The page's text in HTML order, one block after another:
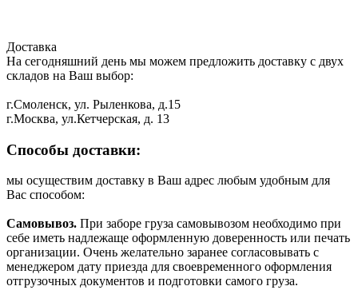
Доставка
На сегодняшний день мы можем предложить доставку с двух
складов на Ваш выбор:
г.Смоленск, ул. Рыленкова, д.15
г.Москва, ул.Кетчерская, д. 13
Способы доставки:
мы осуществим доставку в Ваш адрес любым удобным для
Вас способом:
Самовывоз. При заборе груза самовывозом необходимо при
себе иметь надлежаще оформленную доверенность или печать
организации. Очень желательно заранее согласовывать с
менеджером дату приезда для своевременного оформления
отгрузочных документов и подготовки самого груза.